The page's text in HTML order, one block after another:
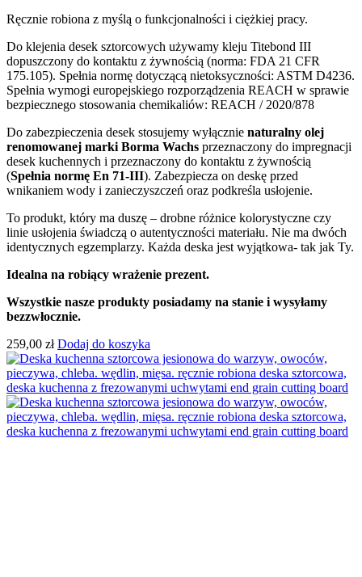
Ręcznie robiona z myślą o funkcjonalności i ciężkiej pracy.
Do klejenia desek sztorcowych używamy kleju Titebond III
dopuszczony do kontaktu z żywnością (norma: FDA 21 CFR
175.105). Spełnia normę dotyczącą nietoksyczności: ASTM D4236.
Spełnia wymogi europejskiego rozporządzenia REACH w sprawie
bezpiecznego stosowania chemikaliów: REACH / 2020/878
Do zabezpieczenia desek stosujemy wyłącznie naturalny olej
renomowanej marki Borma Wachs przeznaczony do impregnacji
desek kuchennych i przeznaczony do kontaktu z żywnością
(Spełnia normę En 71-III). Zabezpiecza on deskę przed
wnikaniem wody i zanieczyszczeń oraz podkreśla usłojenie.
To produkt, który ma duszę – drobne różnice kolorystyczne czy
linie usłojenia świadczą o autentyczności materiału. Nie ma dwóch
identycznych egzemplarzy. Każda deska jest wyjątkowa- tak jak Ty.
Idealna na robiący wrażenie prezent.
Wszystkie nasze produkty posiadamy na stanie i wysyłamy
bezzwłocznie.
259,00 zł Dodaj do koszyka